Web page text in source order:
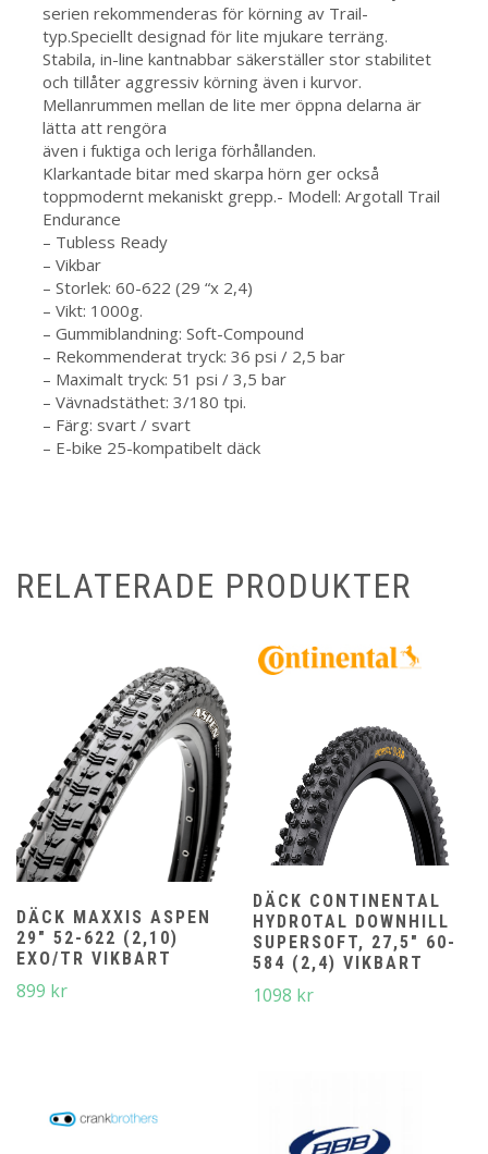
serien rekommenderas för körning av Trail-
typ.Speciellt designad för lite mjukare terräng.
Stabila, in-line kantnabbar säkerställer stor stabilitet
och tillåter aggressiv körning även i kurvor.
Mellanrummen mellan de lite mer öppna delarna är
lätta att rengöra
även i fuktiga och leriga förhållanden.
Klarkantade bitar med skarpa hörn ger också
toppmodernt mekaniskt grepp.- Modell: Argotall Trail
Endurance
– Tubless Ready
– Vikbar
– Storlek: 60-622 (29 “x 2,4)
– Vikt: 1000g.
– Gummiblandning: Soft-Compound
– Rekommenderat tryck: 36 psi / 2,5 bar
– Maximalt tryck: 51 psi / 3,5 bar
– Vävnadstäthet: 3/180 tpi.
– Färg: svart / svart
– E-bike 25-kompatibelt däck
RELATERADE PRODUKTER
DÄCK MAXXIS ASPEN
29″ 52-622 (2,10)
EXO/TR VIKBART
899 kr
DÄCK CONTINENTAL
HYDROTAL DOWNHILL
SUPERSOFT, 27,5″ 60-
584 (2,4) VIKBART
1098 kr